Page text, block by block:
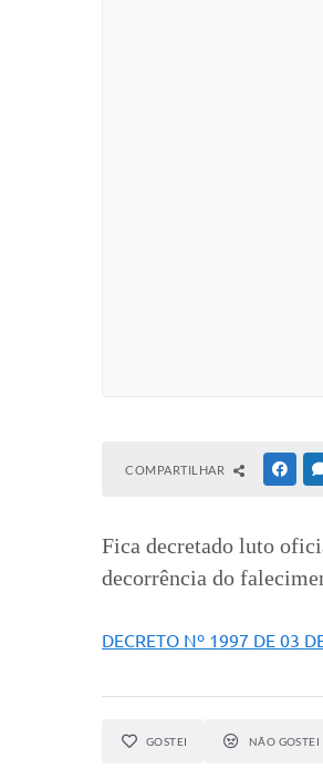
COMPARTILHAR
Fica decretado luto
decorrência do
DECRETO Nº 1997 DE 03
GOSTEI NÃO GOSTEI